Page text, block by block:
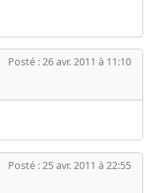
Posté : 26 avr. 2011 à 11:10
Posté : 25 avr. 2011 à 22:55